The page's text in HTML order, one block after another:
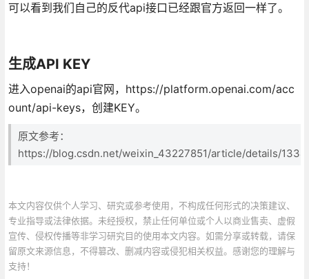
可以看到我们自己的反代api接口已经跟官方返回一样了。
生成API KEY
进入openai的api官网，https://platform.openai.com/acc
ount/api-keys，创建KEY。
原文参考：
https://blog.csdn.net/weixin_43227851/article/details/
本文内容仅供个人学习、研究或参考使用，不构成任何形式的决策建议、
专业指导或法律依据。未经授权，禁止任何单位或个人以商业售卖、虚假
宣传、侵权传播等非学习研究目的使用本文内容。如需分享或转载，请保
留原文来源信息，不得篡改、删减内容或侵犯相关权益。感谢您的理解与
支持！